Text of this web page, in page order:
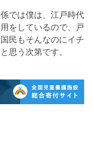
では僕は、江戸時代
をしているので、戸
民もそんなのにイチ
思う次第です。